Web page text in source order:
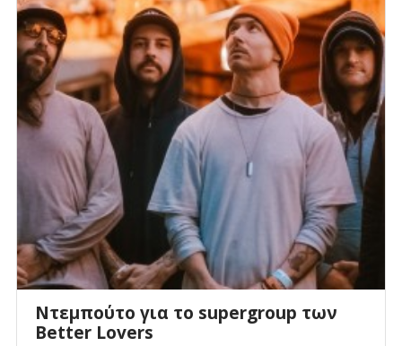
Ντεμπούτο για το supergroup των
Better Lovers